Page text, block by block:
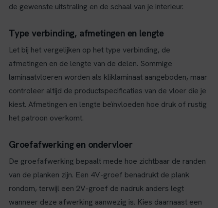
de gewenste uitstraling en de schaal van je interieur.
Type verbinding, afmetingen en lengte
Let bij het vergelijken op het type verbinding, de
afmetingen en de lengte van de delen. Sommige
laminaatvloeren worden als kliklaminaat aangeboden, maar
controleer altijd de productspecificaties van de vloer die je
kiest. Afmetingen en lengte beïnvloeden hoe druk of rustig
het patroon overkomt.
Groefafwerking en ondervloer
De groefafwerking bepaalt mede hoe zichtbaar de randen
van de planken zijn. Een 4V-groef benadrukt de plank
rondom, terwijl een 2V-groef de nadruk anders legt
wanneer deze afwerking aanwezig is. Kies daarnaast een